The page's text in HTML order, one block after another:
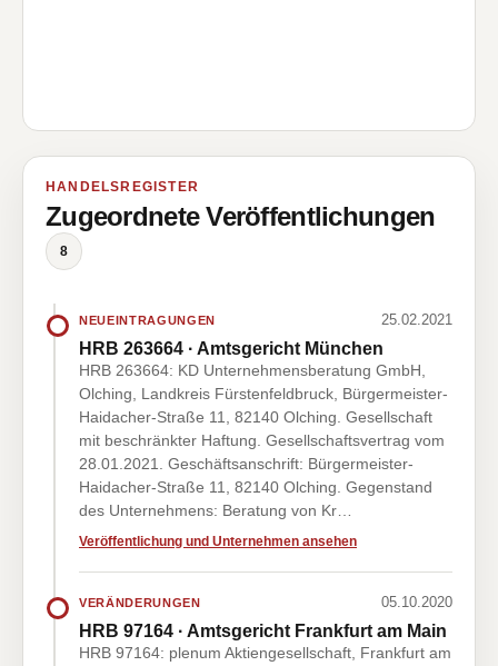
HANDELSREGISTER
Zugeordnete Veröffentlichungen
8
NEUEINTRAGUNGEN 25.02.2021
HRB 263664 · Amtsgericht München
HRB 263664: KD Unternehmensberatung GmbH,
Olching, Landkreis Fürstenfeldbruck, Bürgermeister-
Haidacher-Straße 11, 82140 Olching. Gesellschaft
mit beschränkter Haftung. Gesellschaftsvertrag vom
28.01.2021. Geschäftsanschrift: Bürgermeister-
Haidacher-Straße 11, 82140 Olching. Gegenstand
des Unternehmens: Beratung von Kr…
Veröffentlichung und Unternehmen ansehen
VERÄNDERUNGEN 05.10.2020
HRB 97164 · Amtsgericht Frankfurt am Main
HRB 97164: plenum Aktiengesellschaft, Frankfurt am